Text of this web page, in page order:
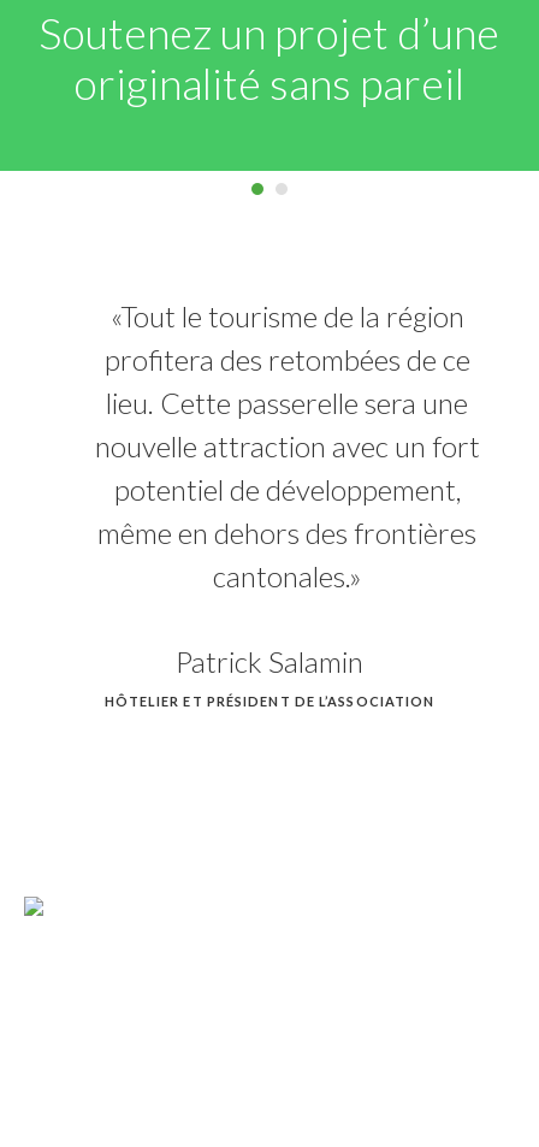
Soutenez un projet d’une
originalité sans pareil
«Tout le tourisme de la région
profitera des retombées de ce
lieu. Cette passerelle sera une
nouvelle attraction avec un fort
potentiel de développement,
même en dehors des frontières
cantonales.»
Patrick Salamin
HÔTELIER ET PRÉSIDENT DE L’ASSOCIATION